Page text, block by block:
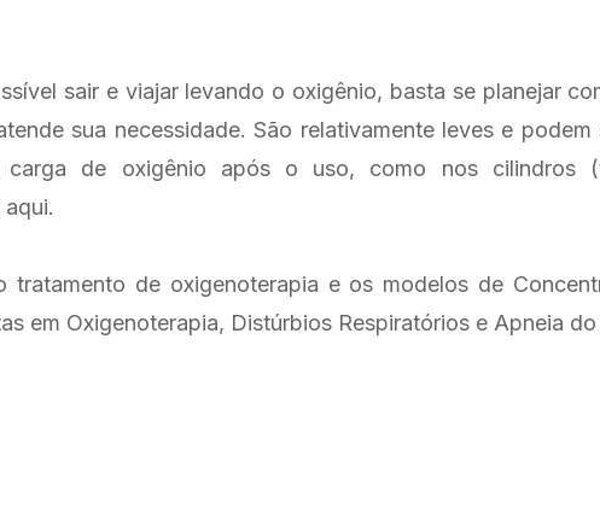
sair e viajar levando o oxigênio, basta se planejar
sua necessidade. São relativamente leves e
de oxigênio após o uso, como nos cilindros
tratamento de oxigenoterapia e os modelos de
em Oxigenoterapia, Distúrbios Respiratórios e Apneia do